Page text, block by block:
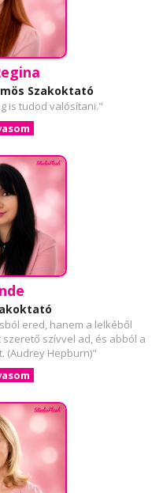
Szakoktató
is tudod valósítani."
ered, hanem a lelkéből
szívvel ad, és abból a
(Audrey Hepburn)"